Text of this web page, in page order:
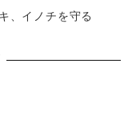
、イノチを守る